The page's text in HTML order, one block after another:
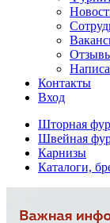
Контакты
Вход
Шторная
Швейная
Карнизы
Каталоги,